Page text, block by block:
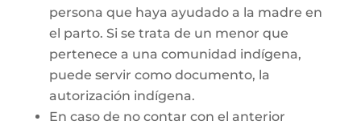
persona que haya ayudado a la madre en
el parto. Si se trata de un menor que
pertenece a una comunidad indígena,
puede servir como documento, la
autorización indígena.
En caso de no contar con el anterior